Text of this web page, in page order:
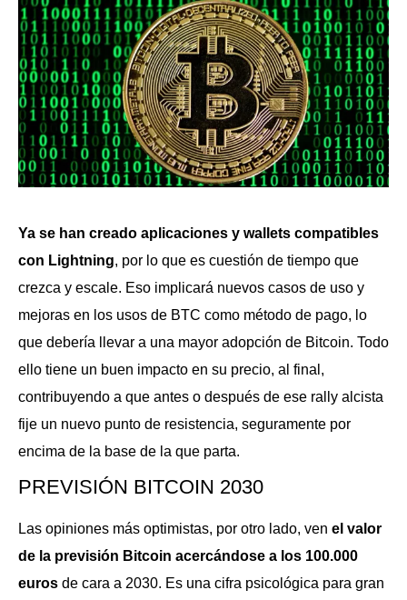
Ya se han creado aplicaciones y wallets compatibles
con Lightning, por lo que es cuestión de tiempo que
crezca y escale. Eso implicará nuevos casos de uso y
mejoras en los usos de BTC como método de pago, lo
que debería llevar a una mayor adopción de Bitcoin. Todo
ello tiene un buen impacto en su precio, al final,
contribuyendo a que antes o después de ese rally alcista
fije un nuevo punto de resistencia, seguramente por
encima de la base de la que parta.
PREVISIÓN BITCOIN 2030
Las opiniones más optimistas, por otro lado, ven el valor
de la previsión Bitcoin acercándose a los 100.000
euros de cara a 2030. Es una cifra psicológica para gran